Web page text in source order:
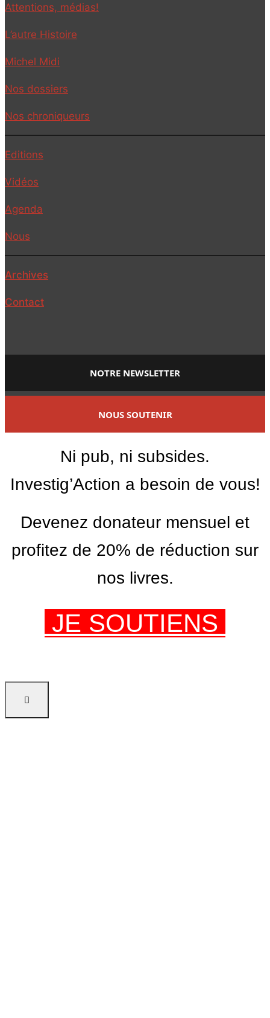
Attentions, médias!
L’autre Histoire
Michel Midi
Nos dossiers
Nos chroniqueurs
Editions
Vidéos
Agenda
Nous
Archives
Contact
NOTRE NEWSLETTER
NOUS SOUTENIR
Ni pub, ni subsides.
Investig’Action a besoin de vous!
Devenez donateur mensuel et
profitez de 20% de réduction sur
nos livres.
JE SOUTIENS